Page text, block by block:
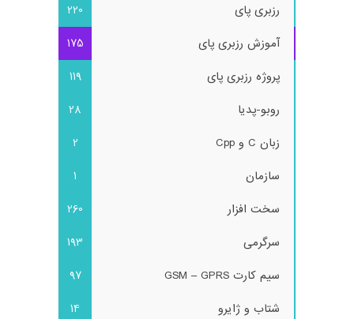
رزبری پای
220
آموزش رزبری پای
175
پروژه رزبری پای
119
روبو-پدیا
28
زبان C و Cpp
2
سازمان
1
سخت افزار
260
سرگرمی
193
سیم کارت GSM – GPRS
97
شتاب و ژایرو
14